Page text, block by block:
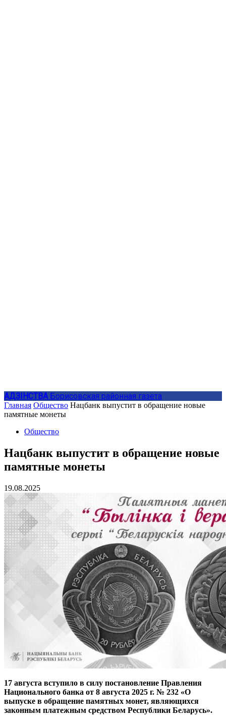
АДЗIНСТВА Борисовская районная газета
Главная Общество Нацбанк выпустит в обращение новые
памятные монеты
Общество
Нацбанк выпустит в обращение новые
памятные монеты
19.08.2025
17 августа вступило в силу постановление Правления
Национального банка от 8 августа 2025 г. № 232 «О
выпуске в обращение памятных монет, являющихся
законным платежным средством Республики Беларусь».